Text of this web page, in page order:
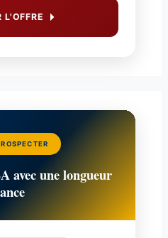
L'OFFRE
avec une longueur